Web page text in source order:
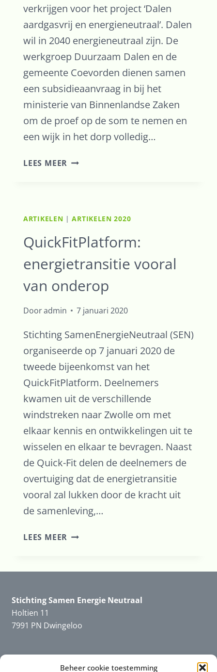
Beheer cookie toestemming
verkrijgen voor het project ‘Dalen
aardgasvrij en energieneutraal’. Dalen
wil in 2040 energieneutraal zijn. De
werkgroep Duurzaam Dalen en de
gemeente Coevorden dienen samen
een subsidieaanvraag in bij het
ministerie van Binnenlandse Zaken
om de proef op de som te nemen en
een wijk in het dorp volledig…
LEES MEER SEN
MISSIE:
‘DALEN
AARDGASVRIJ
EN
ARTIKELEN |ARTIKELEN 2020
QuickFitPlatform:
energietransitie vooral
van onderop
Dooradmin 7 januari 2020
Stichting SamenEnergieNeutraal (SEN)
organiseerde op 7 januari 2020 de
tweede bijeenkomst van het
QuickFitPlatform. Deelnemers
kwamen uit de verschillende
windstreken naar Zwolle om met
elkaar kennis en ontwikkelingen uit te
wisselen en elkaar te bevragen. Naast
de Quick-Fit delen de deelnemers de
overtuiging dat de energietransitie
vooral zal lukken door de kracht uit
de samenleving,…
LEES MEER QUICKFITPLATFORM:
VAN
Stichting Samen Energie Neutraal
Holtien 11
7991 PN Dwingeloo
SEN